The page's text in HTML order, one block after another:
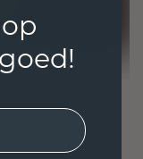
verbinding,